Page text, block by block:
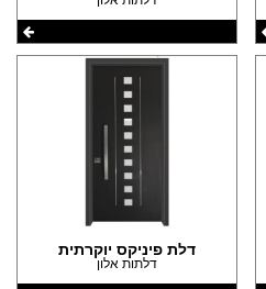
דלת פיניקס יוקרתית
דלתות אלון